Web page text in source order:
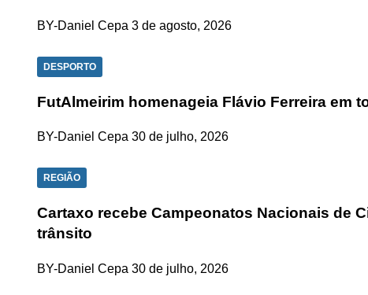
BY-Daniel Cepa 3 de agosto, 2026
DESPORTO
FutAlmeirim homenageia Flávio Ferreira em
BY-Daniel Cepa 30 de julho, 2026
REGIÃO
Cartaxo recebe Campeonatos Nacionais de
trânsito
BY-Daniel Cepa 30 de julho, 2026